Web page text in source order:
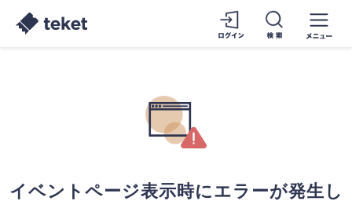
イベントページ表示時にエラーが発生し